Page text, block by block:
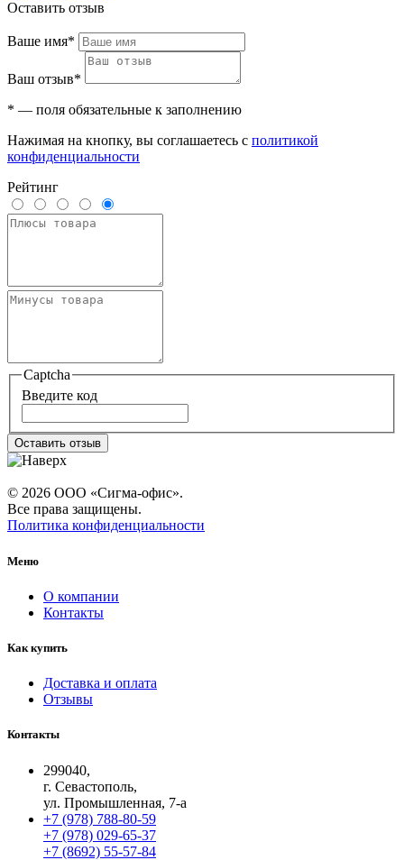
Оставить отзыв
Ваше имя*
Ваш отзыв*
* — поля обязательные к заполнению
Нажимая на кнопку, вы соглашаетесь с политикой
конфиденциальности
Рейтинг
Captcha
Введите код
Оставить отзыв
© 2026 ООО «Сигма-офис».
Все права защищены.
Политика конфиденциальности
Меню
О компании
Контакты
Как купить
Доставка и оплата
Отзывы
Контакты
299040,
г. Севастополь,
ул. Промышленная, 7-а
+7 (978) 788-80-59
+7 (978) 029-65-37
+7 (8692) 55-57-84